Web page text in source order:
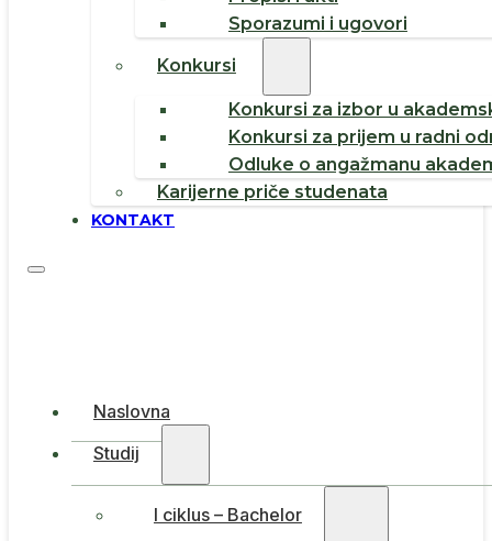
Sporazumi i ugovori
Konkursi
Konkursi za izbor u
Konkursi za prijem u radni
Odluke o angažmanu
Karijerne priče studenata
KONTAKT
Naslovna
Studij
I ciklus – Bachelor